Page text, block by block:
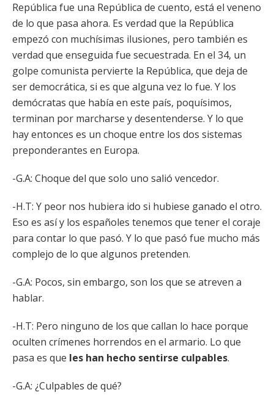
República fue una República de cuento, está el veneno
de lo que pasa ahora. Es verdad que la República
empezó con muchísimas ilusiones, pero también es
verdad que enseguida fue secuestrada. En el 34, un
golpe comunista pervierte la República, que deja de
ser democrática, si es que alguna vez lo fue. Y los
demócratas que había en este país, poquísimos,
terminan por marcharse y desentenderse. Y lo que
hay entonces es un choque entre los dos sistemas
preponderantes en Europa.
-G.A: Choque del que solo uno salió vencedor.
-H.T: Y peor nos hubiera ido si hubiese ganado el otro.
Eso es así y los españoles tenemos que tener el coraje
para contar lo que pasó. Y lo que pasó fue mucho más
complejo de lo que algunos pretenden.
-G.A: Pocos, sin embargo, son los que se atreven a
hablar.
-H.T: Pero ninguno de los que callan lo hace porque
oculten crímenes horrendos en el armario. Lo que
pasa es que les han hecho sentirse culpables.
-G.A: ¿Culpables de qué?